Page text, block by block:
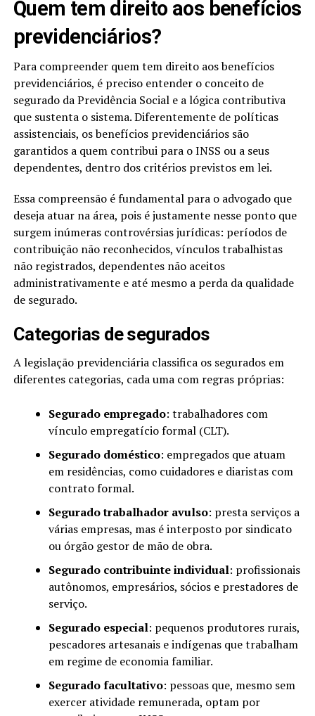
Quem tem direito aos benefícios
previdenciários​?
Para compreender quem tem direito aos benefícios
previdenciários, é preciso entender o conceito de
segurado da Previdência Social e a lógica contributiva
que sustenta o sistema. Diferentemente de políticas
assistenciais, os benefícios previdenciários são
garantidos a quem contribui para o INSS ou a seus
dependentes, dentro dos critérios previstos em lei.
Essa compreensão é fundamental para o advogado que
deseja atuar na área, pois é justamente nesse ponto que
surgem inúmeras controvérsias jurídicas: períodos de
contribuição não reconhecidos, vínculos trabalhistas
não registrados, dependentes não aceitos
administrativamente e até mesmo a perda da qualidade
de segurado.
Categorias de segurados
A legislação previdenciária classifica os segurados em
diferentes categorias, cada uma com regras próprias:
Segurado empregado: trabalhadores com
vínculo empregatício formal (CLT).
Segurado doméstico: empregados que atuam
em residências, como cuidadores e diaristas com
contrato formal.
Segurado trabalhador avulso: presta serviços a
várias empresas, mas é interposto por sindicato
ou órgão gestor de mão de obra.
Segurado contribuinte individual: profissionais
autônomos, empresários, sócios e prestadores de
serviço.
Segurado especial: pequenos produtores rurais,
pescadores artesanais e indígenas que trabalham
em regime de economia familiar.
Segurado facultativo: pessoas que, mesmo sem
exercer atividade remunerada, optam por